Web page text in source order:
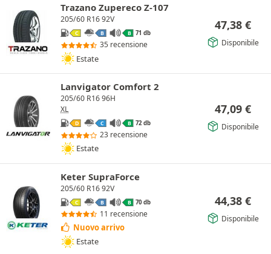
Trazano Zupereco Z-107
205/60 R16 92V
C B B 71 db
35 recensione
Estate
47,38 €
Disponibile
Lanvigator Comfort 2
205/60 R16 96H
XL
D C B 72 db
23 recensione
Estate
47,09 €
Disponibile
Keter SupraForce
205/60 R16 92V
C B B 70 db
11 recensione
Nuovo arrivo
Estate
44,38 €
Disponibile